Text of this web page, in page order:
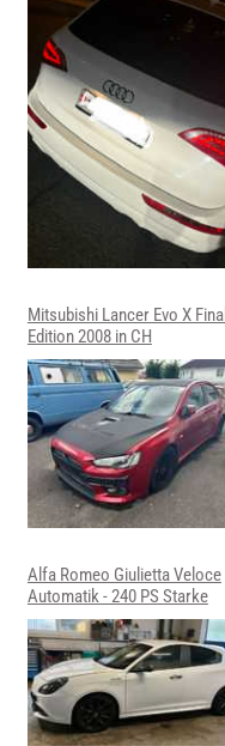
Mitsubishi Lancer Evo X Final
Edition 2008 in CH
Alfa Romeo Giulietta Veloce
Automatik - 240 PS Starke